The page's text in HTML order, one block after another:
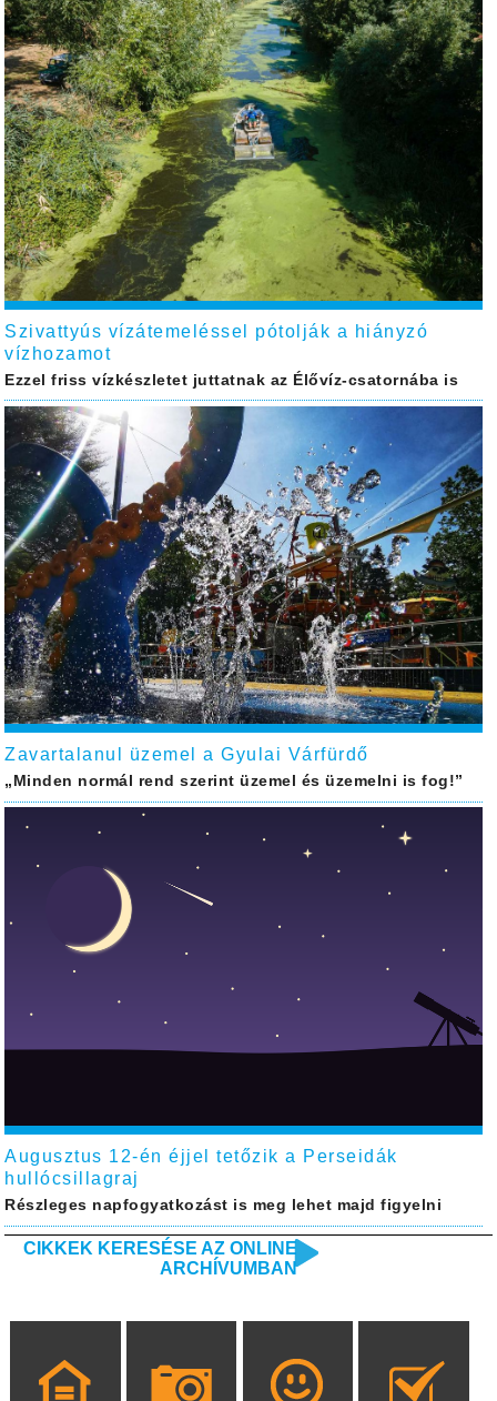
Szivattyús vízátemeléssel pótolják a hiányzó
vízhozamot
Ezzel friss vízkészletet juttatnak az Élővíz-csatornába is
Zavartalanul üzemel a Gyulai Várfürdő
„Minden normál rend szerint üzemel és üzemelni is fog!”
Augusztus 12-én éjjel tetőzik a Perseidák
hullócsillagraj
Részleges napfogyatkozást is meg lehet majd figyelni
CIKKEK KERESÉSE AZ ONLINE
ARCHÍVUMBAN